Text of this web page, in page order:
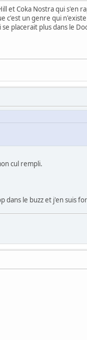
et Coka Nostra qui s'en
c'est un genre qui
placerait plus dans le
cul rempli.
dans le buzz et j'en suis